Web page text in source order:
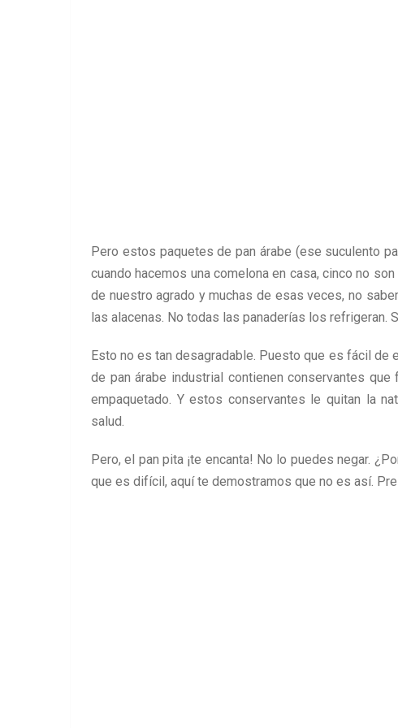
Pero estos paquetes de pan árabe (ese suculento
cuando hacemos una comelona en casa, cinco no
de nuestro agrado y muchas de esas veces, no
las alacenas. No todas las panaderías los refrigeran.
Esto no es tan desagradable. Puesto que es fácil
de pan árabe industrial contienen conservantes
empaquetado. Y estos conservantes le quitan la
salud.
Pero, el pan pita ¡te encanta! No lo puedes negar.
que es difícil, aquí te demostramos que no es así.